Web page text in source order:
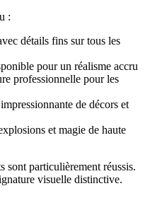
:
détails fins sur tous les
pour un réalisme accru
professionnelle pour les
de décors et
et magie de haute
sont particulièrement réussis.
visuelle distinctive.